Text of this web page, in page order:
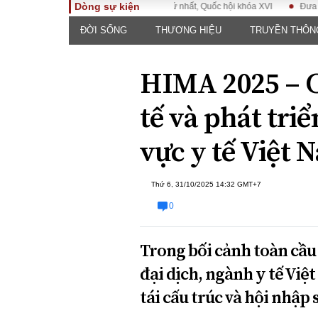
TOÀN CẢNH
Chính sách
Đối thoại
PHÁP
luật
Góc
Hồ sơ
An ninh
ĐA CHIỀU
Quan điểm
Dòng sự kiện
Kỳ họp không thường lệ thứ nhất, Quốc hội khóa XVI Đưa Nghị quyết
ĐỜI SỐNG THƯƠNG HIỆU TRUYỀN
HIMA 2025 –
tế và phát
vực y tế Việt
Thứ 6, 31/10/2025 14:32 GMT+7
0
Trong bối cảnh toàn
đại dịch, ngành y tế
tái cấu trúc và hội nhập